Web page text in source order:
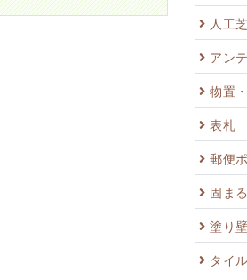
人工芝
アン
物置
表札
郵便
固ま
塗り壁
タイル